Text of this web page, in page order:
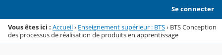
Se connecter
Vous êtes ici : Accueil› Enseignement supérieur : BTS› BTS Conception
des processus de réalisation de produits en apprentissage